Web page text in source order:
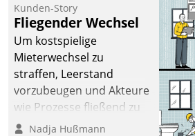
Kunden-Story
Fliegender Wechsel
Um kostspielige
Mieterwechsel zu
straffen, Leerstand
vorzubeugen und Akteure
wie Prozesse fließend zu
vernetzen, nutzt die
Nadja Hußmann